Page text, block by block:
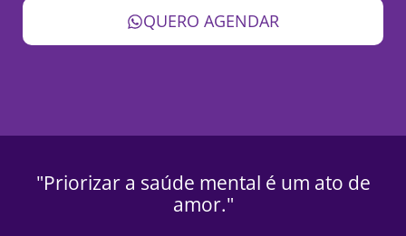
QUERO AGENDAR
"Priorizar a saúde mental é um ato de
amor."